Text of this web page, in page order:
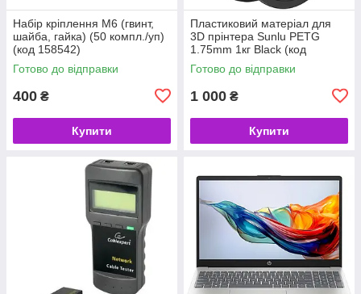
Набір кріплення M6 (гвинт,
шайба, гайка) (50 компл./уп)
(код 158542)
Готово до відправки
400 ₴
Купити
Пластиковий матеріал для
3D прінтера Sunlu PETG
1.75mm 1кг Black (код
158523)
Готово до відправки
1 000 ₴
Купити